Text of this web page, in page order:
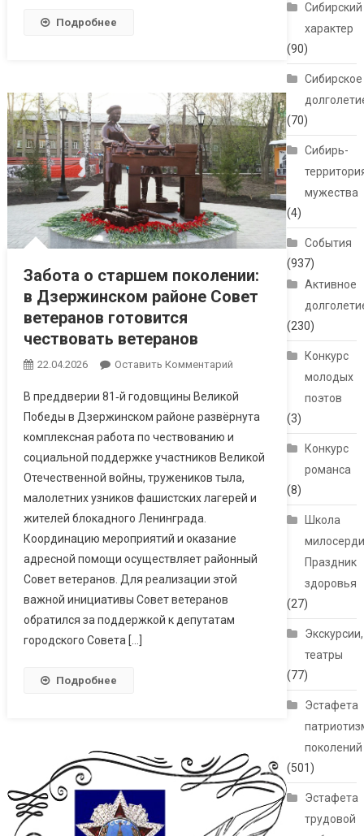
Подробнее
Забота о старшем поколении:
в Дзержинском районе Совет
ветеранов готовится
чествовать ветеранов
22.04.2026 Оставить Комментарий
В преддверии 81‑й годовщины Великой
Победы в Дзержинском районе развёрнута
комплексная работа по чествованию и
социальной поддержке участников Великой
Отечественной войны, тружеников тыла,
малолетних узников фашистских лагерей и
жителей блокадного Ленинграда.
Координацию мероприятий и оказание
адресной помощи осуществляет районный
Совет ветеранов. Для реализации этой
важной инициативы Совет ветеранов
обратился за поддержкой к депутатам
городского Совета […]
Подробнее
Сибирский
характер
(90)
Сибирское
(70)
Сибирь-
мужества
(4)
События
(937)
Активное
(230)
Конкурс
молодых
поэтов
(3)
Конкурс
романса
(8)
Школа
Праздник
здоровья
(27)
Экскурсии,
театры
(77)
Эстафета
поколений
(501)
Эстафета
трудовой